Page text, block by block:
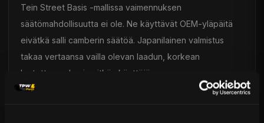
Tein Street Basis -mallissa vaimennuksen
säätömahdollisuutta ei ole. Ne käyttävät OEM-yläpäitä
eivätkä salli camberin säätöä. Japanilainen valmistus
takaa vertaansa vailla olevan laadun, korkean
luotettavuuden ja pitkän käyttöiän.